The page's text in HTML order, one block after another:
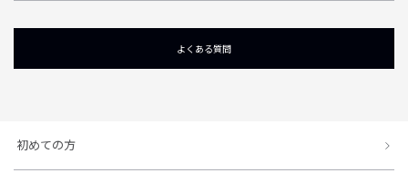
よくある質問
初めての方